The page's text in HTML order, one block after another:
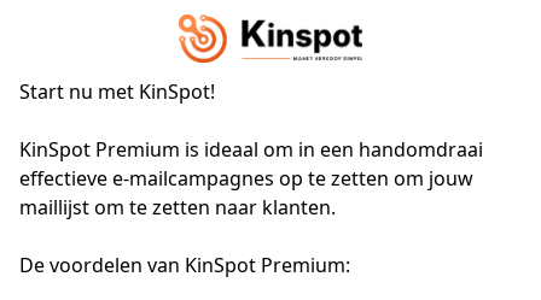
Start nu met KinSpot!
KinSpot Premium is ideaal om in een handomdraai
effectieve e-mailcampagnes op te zetten om jouw
maillijst om te zetten naar klanten.
De voordelen van KinSpot Premium: